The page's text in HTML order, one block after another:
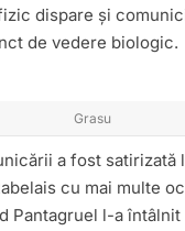
dispare și
de vedere biologic.
Grasu
a fost satirizată
cu mai multe
Pantagruel l-a întâlnit